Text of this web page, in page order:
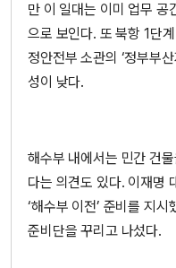
만 이 일대는 이미 업무 공
으로 보인다. 또 북항 1단
정안전부 소관의 ‘정부부
성이 낮다.
해수부 내에서는 민간 건
다는 의견도 있다. 이재명
‘해수부 이전’ 준비를 지
준비단을 꾸리고 나섰다.